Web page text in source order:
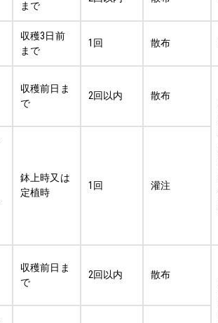
まで
収穫3日前
まで
1回 散布
収穫前日ま
で
2回以内 散布
鉢上時又は
定植時
1回 灌注
収穫前日ま
で
2回以内 散布